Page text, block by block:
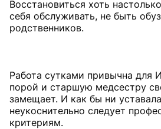
Восстановиться хоть
себя обслуживать, не быть
родственников.
Работа сутками привычна для
порой и старшую медсестру
замещает. И как бы ни
неукоснительно следует
критериям.